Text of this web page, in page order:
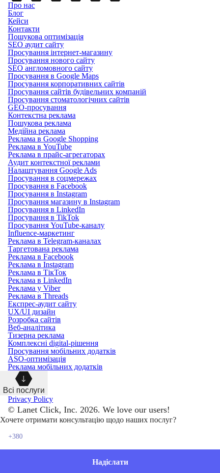
Про нас
Блог
Кейси
Контакти
Пошукова оптимізація
SEO аудит сайту
Просування інтернет-магазину
Просування нового сайту
SEO англомовного сайту
Просування в Google Maps
Просування корпоративних сайтів
Просування сайтів будівельних компаній
Просування стоматологічних сайтів
GEO-просування
Контекстна реклама
Пошукова реклама
Медійна реклама
Реклама в Google Shopping
Реклама в YouTube
Реклама в прайс-агрегаторах
Аудит контекстної реклами
Налаштування Google Ads
Просування в соцмережах
Просування в Facebook
Просування в Instagram
Просування магазину в Instagram
Просування в LinkedIn
Просування в TikTok
Просування YouTube-каналу
Influence-маркетинг
Реклама в Telegram-каналах
Таргетована реклама
Реклама в Facebook
Реклама в Instagram
Реклама в ТікТок
Реклама в LinkedIn
Реклама у Viber
Реклама в Threads
Експрес-аудит сайту
UX/UI дизайн
Розробка сайтів
Веб-аналітика
Тизерна реклама
Комплексні digital-рішення
Просування мобільних додатків
ASO-оптимізація
Реклама мобільних додатків
Всі послуги
Privacy Policy
© Lanet Click, Inc. 2026. We love our users!
Хочете отримати консультацію щодо наших послуг?
Надіслати